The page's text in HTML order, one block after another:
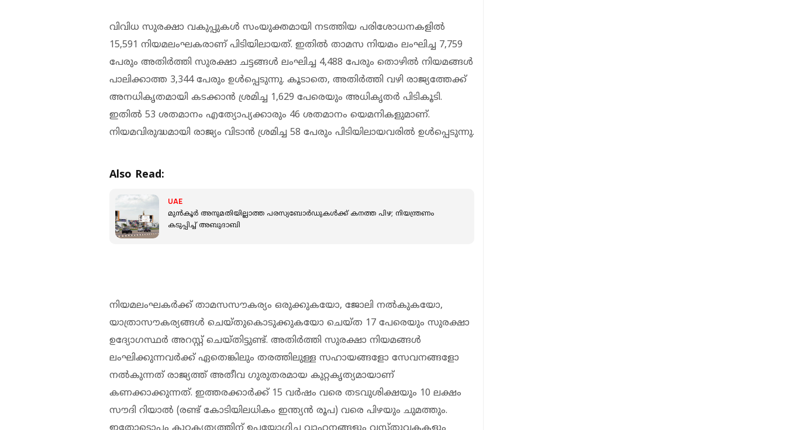
വിവിധ സുരക്ഷാ വകുപ്പുകൾ സംയുക്തമായി നടത്തിയ പരിശോധനകളിൽ
15,591 നിയമലംഘകരാണ് പിടിയിലായത്. ഇതിൽ താമസ നിയമം ലംഘിച്ച 7,759
പേരും അതിർത്തി സുരക്ഷാ ചട്ടങ്ങൾ ലംഘിച്ച 4,488 പേരും തൊഴിൽ നിയമങ്ങൾ
പാലിക്കാത്ത 3,344 പേരും ഉൾപ്പെടുന്നു. കൂടാതെ, അതിർത്തി വഴി രാജ്യത്തേക്ക്
അനധികൃതമായി കടക്കാൻ ശ്രമിച്ച 1,629 പേരെയും അധികൃതർ പിടികൂടി.
ഇതിൽ 53 ശതമാനം എത്യോപ്യക്കാരും 46 ശതമാനം യെമനികളുമാണ്.
നിയമവിരുദ്ധമായി രാജ്യം വിടാൻ ശ്രമിച്ച 58 പേരും പിടിയിലായവരിൽ ഉൾപ്പെടുന്നു.
Also Read:
UAE
മുൻകൂർ അനുമതിയില്ലാത്ത പരസ്യബോർഡുകൾക്ക് കനത്ത പിഴ; നിയന്ത്രണം
കടുപ്പിച്ച് അബുദാബി
നിയമലംഘകർക്ക് താമസസൗകര്യം ഒരുക്കുകയോ, ജോലി നൽകുകയോ,
യാത്രാസൗകര്യങ്ങൾ ചെയ്തുകൊടുക്കുകയോ ചെയ്ത 17 പേരെയും സുരക്ഷാ
ഉദ്യോഗസ്ഥർ അറസ്റ്റ് ചെയ്തിട്ടുണ്ട്. അതിർത്തി സുരക്ഷാ നിയമങ്ങൾ
ലംഘിക്കുന്നവർക്ക് ഏതെങ്കിലും തരത്തിലുള്ള സഹായങ്ങളോ സേവനങ്ങളോ
നൽകുന്നത് രാജ്യത്ത് അതീവ ഗുരുതരമായ കുറ്റകൃത്യമായാണ്
കണക്കാക്കുന്നത്. ഇത്തരക്കാർക്ക് 15 വർഷം വരെ തടവുശിക്ഷയും 10 ലക്ഷം
സൗദി റിയാൽ (രണ്ട് കോടിയിലധികം ഇന്ത്യൻ രൂപ) വരെ പിഴയും ചുമത്തും.